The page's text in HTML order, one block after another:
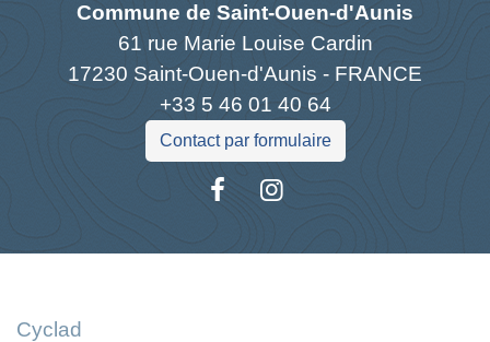
Commune de Saint-Ouen-d'Aunis
61 rue Marie Louise Cardin
17230 Saint-Ouen-d'Aunis - FRANCE
+33 5 46 01 40 64
Contact par formulaire
Cyclad